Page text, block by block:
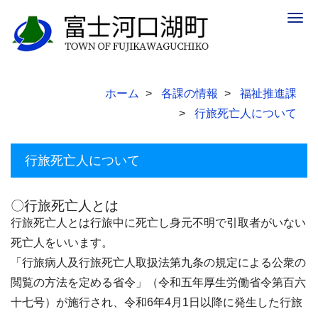
ホーム 各課の情報
福祉推進課
行旅死亡人について
行旅死亡人について
〇行旅死亡人とは
行旅死亡人とは行旅中に死亡し身元不明で引取者がいない
死亡人をいいます。
「行旅病人及行旅死亡人取扱法第九条の規定による公衆の
閲覧の方法を定める省令」（令和五年厚生労働省令第百六
十七号）が施行され、令和6年4月1日以降に発生した行旅